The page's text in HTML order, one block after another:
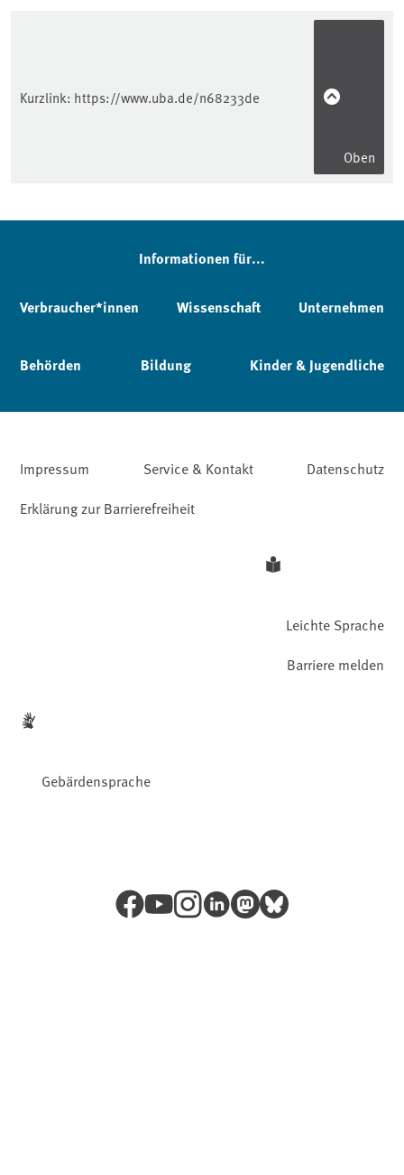
Kurzlink: https://www.uba.de/n68233de
Oben
Informationen für...
Verbraucher*innen Wissenschaft Unternehmen
Behörden Bildung Kinder & Jugendliche
Impressum Service & Kontakt
Datenschutz
Erklärung zur Barrierefreiheit
Leichte Sprache
Gebärdensprache
Barriere melden